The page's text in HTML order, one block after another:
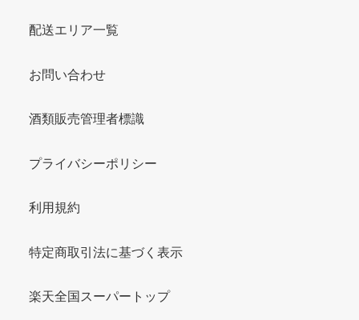
配送エリア一覧
お問い合わせ
酒類販売管理者標識
プライバシーポリシー
利用規約
特定商取引法に基づく表示
楽天全国スーパートップ